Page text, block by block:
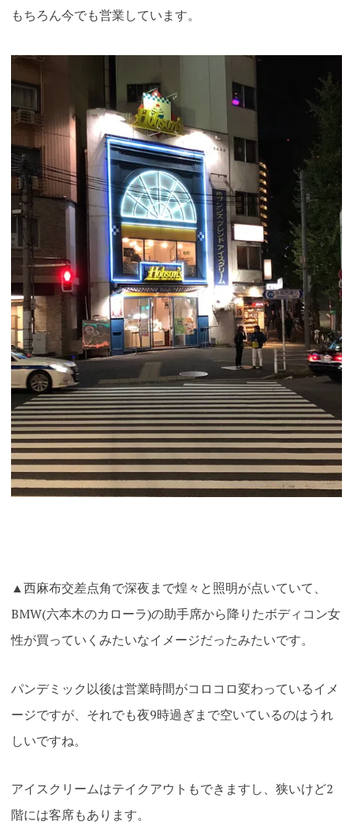
もちろん今でも営業しています。
▲西麻布交差点角で深夜まで煌々と照明が点いていて、
BMW(六本木のカローラ)の助手席から降りたボディコン女
性が買っていくみたいなイメージだったみたいです。
パンデミック以後は営業時間がコロコロ変わっているイメ
ージですが、それでも夜9時過ぎまで空いているのはうれ
しいですね。
アイスクリームはテイクアウトもできますし、狭いけど2
階には客席もあります。